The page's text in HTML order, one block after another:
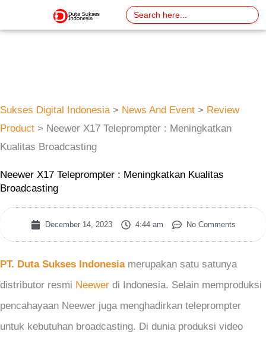
to
Search
for:
Sukses Digital Indonesia> News And Event > Review
Product > Neewer X17 Teleprompter : Meningkatkan
Kualitas Broadcasting
Neewer X17 Teleprompter : Meningkatkan Kualitas
Broadcasting
December 14, 2023 4:44 am No Comments
PT. Duta Sukses Indonesiamerupakan satu satunya
distributor resmi Neewer di Indonesia. Selain memproduksi
pencahayaan Neewer juga menghadirkan teleprompter
untuk kebutuhan broadcasting. Di dunia produksi video